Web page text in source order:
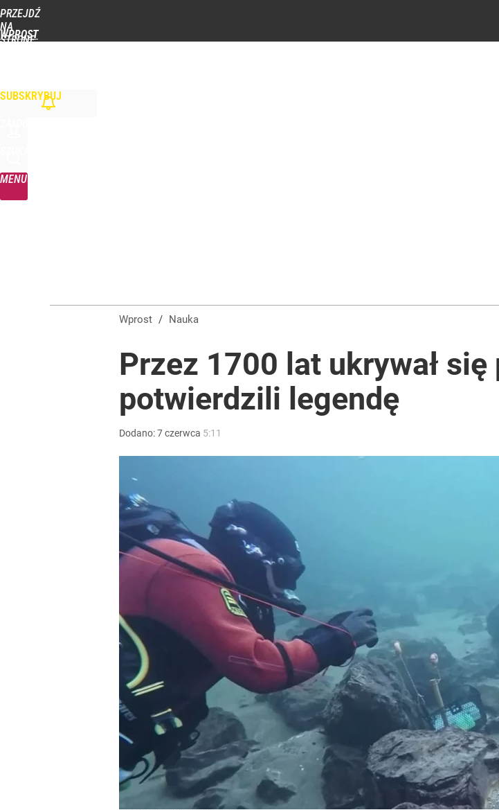
PRZEJDŹ
NA
STRONĘ
WPROST
SUBSKRYBUJ
MENU
Wprost / Nauka
Przez 1700 lat ukrywał
potwierdzili legendę
Dodano:7czerwca 5:11